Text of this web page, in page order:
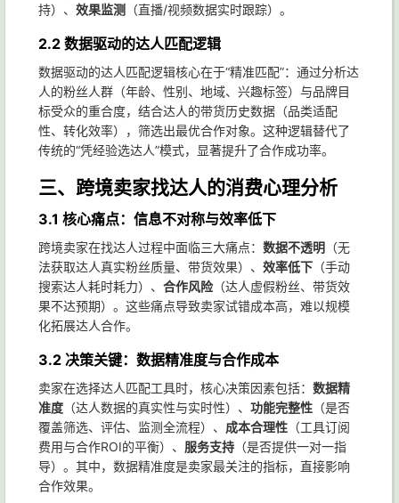
持）、 效果监测 （直播/视频数据实时跟踪）。
2.2 数据驱动的达人匹配逻辑
数据驱动的达人匹配逻辑核心在于“精准匹配”：通过分析达
人的粉丝人群（年龄、性别、地域、兴趣标签）与品牌目
标受众的重合度，结合达人的带货历史数据（品类适配
性、转化效率），筛选出最优合作对象。这种逻辑替代了
传统的“凭经验选达人”模式，显著提升了合作成功率。
三、跨境卖家找达人的消费心理分析
3.1 核心痛点：信息不对称与效率低下
跨境卖家在找达人过程中面临三大痛点： 数据不透明 （无
法获取达人真实粉丝质量、带货效果）、 效率低下 （手动
搜索达人耗时耗力）、 合作风险（达人虚假粉丝、带货效
果不达预期）。这些痛点导致卖家试错成本高，难以规模
化拓展达人合作。
3.2 决策关键：数据精准度与合作成本
卖家在选择达人匹配工具时，核心决策因素包括： 数据精
准度 （达人数据的真实性与实时性）、 功能完整性 （是否
覆盖筛选、评估、监测全流程）、 成本合理性 （工具订阅
费用与合作ROI的平衡）、 服务支持 （是否提供一对一指
导）。其中，数据精准度是卖家最关注的指标，直接影响
合作效果。